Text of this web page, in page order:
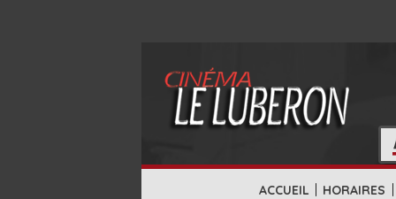
ACCUEIL | HORAIRES |